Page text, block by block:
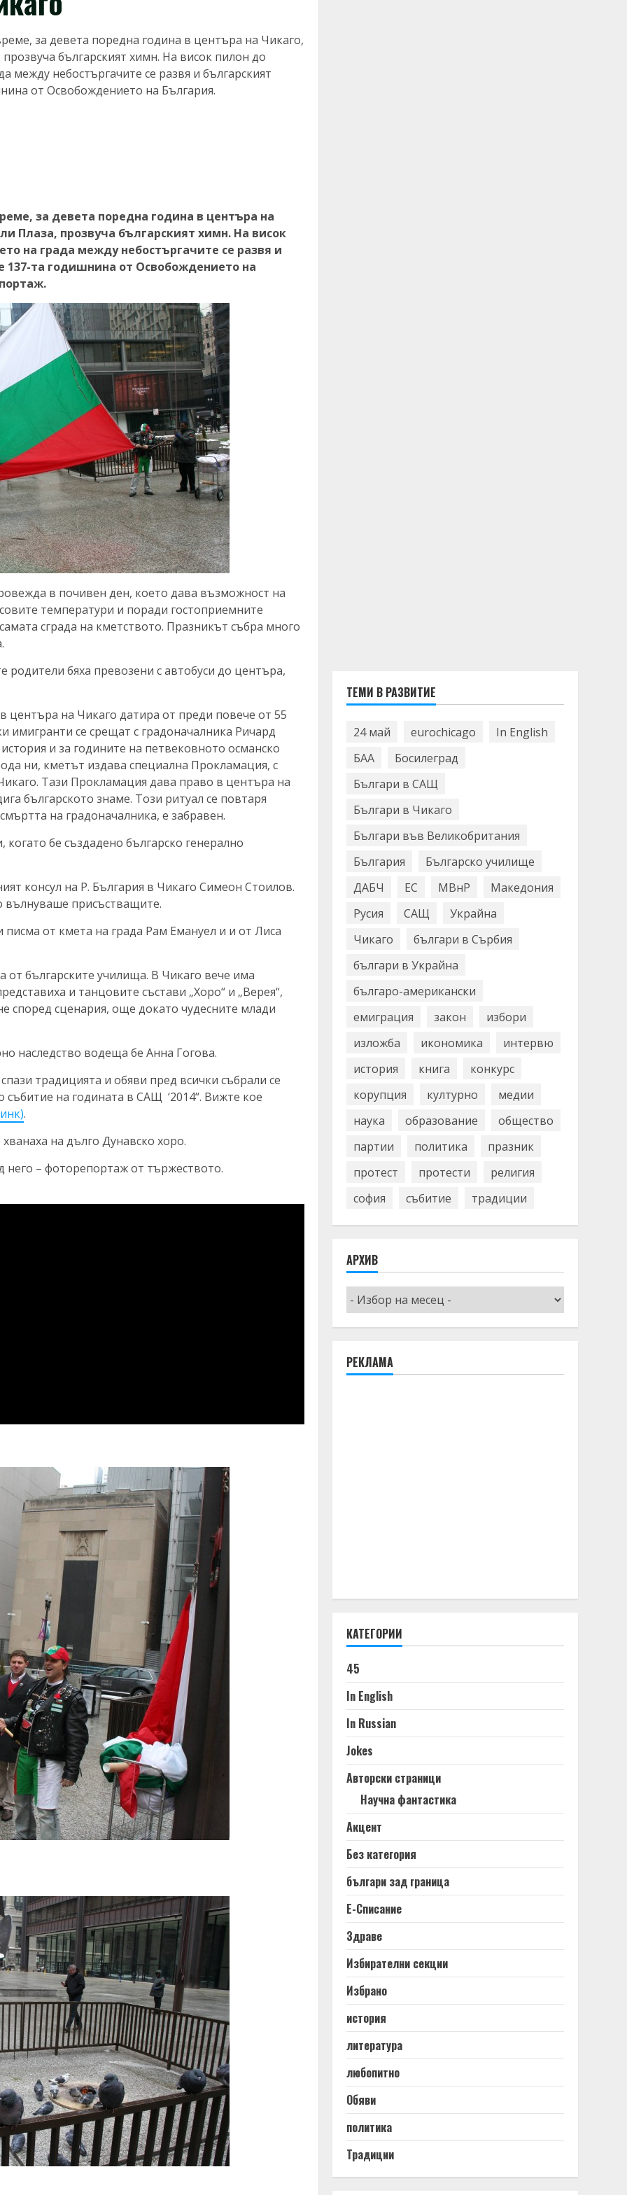
за девета поредна година в центъра на Чикаго,
българският химн. На висок пилон до
между небостъргачите се развя и българският
от Освобождението на България.
за девета поредна година в центъра на
Плаза, прозвуча българският химн. На висок
на града между небостъргачите се развя и
137-та годишнина от Освобождението на
в почивен ден, което дава възможност на
температури и поради гостоприемните
сграда на кметството. Празникът събра много
родители бяха превозени с автобуси до центъра,
центъра на Чикаго датира от преди повече от 55
имигранти се срещат с градоначалника Ричард
и за годините на петвековното османско
ни, кметът издава специална Прокламация, с
Тази Прокламация дава право в центъра на
българското знаме. Този ритуал се повтаря
на градоначалника, е забравен.
бе създадено българско генерално
консул на Р. България в Чикаго Симеон Стоилов.
вълнуваше присъстващите.
от кмета на града Рам Емануел и и от Лиса
българските училища. В Чикаго вече има
и танцовите състави „Хоро“ и „Верея“,
според сценария, още докато чудесните млади
наследство водеща бе Анна Гогова.
традицията и обяви пред всички събрали се
събитие на годината в САЩ ‘2014“. Вижте кое
.
на дълго Дунавско хоро.
– фоторепортаж от тържеството.
ТЕМИ В РАЗВИТИЕ
24 май eurochicago
In English
БАА
Босилеград
Българи в САЩ
Българи в Чикаго
Българи във Великобритания
България
Българско училище
ДАБЧ
ЕС МВнР
Македония
Русия
САЩ
Украйна
Чикаго
българи в Сърбия
българи в Украйна
българо-американски
емиграция
закон
избори
изложба
икономика
интервю
история
книга
конкурс
корупция
културно
медии
наука
образование
общество
партии
политика
празник
протест
протести
религия
софия
събитие традиции
АРХИВ
Архив
РЕКЛАМА
КАТЕГОРИИ
45
In English
In Russian
Jokes
Авторски страници
Научна фантастика
Акцент
Без категория
българи зад граница
Е-Списание
Здраве
Избирателни секции
Избрано
история
литература
любопитно
Обяви
политика
Традиции